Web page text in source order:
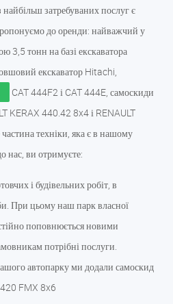
затребуваних послуг є
до оренди: найважчий у
3,5 тонн на базі екскаватора
екскаватор Hitachi,
CAT 444F2 і CAT 444E, самоскиди
KERAX 440.42 8x4 і RENAULT
техніки, яка є в нашому
нас, ви отримуєте:
і будівельних робіт, в
При цьому наш парк власної
поповнюється новими
потрібні послуги.
автопарку ми додали самоскид
420 FMX 8x6